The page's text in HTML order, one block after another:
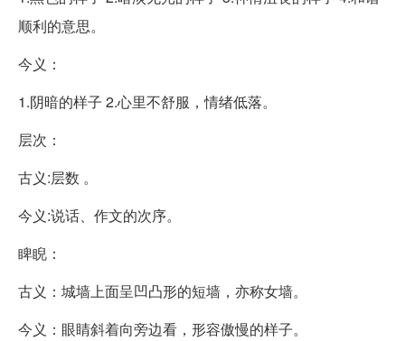
顺利的意思。
今义：
1.阴暗的样子 2.心里不舒服，情绪低落。
层次：
古义:层数 。
今义:说话、作文的次序。
睥睨：
古义：城墙上面呈凹凸形的短墙，亦称女墙。
今义：眼睛斜着向旁边看，形容傲慢的样子。